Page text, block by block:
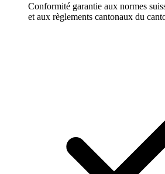
Conformité garantie aux normes
et aux règlements cantonaux du